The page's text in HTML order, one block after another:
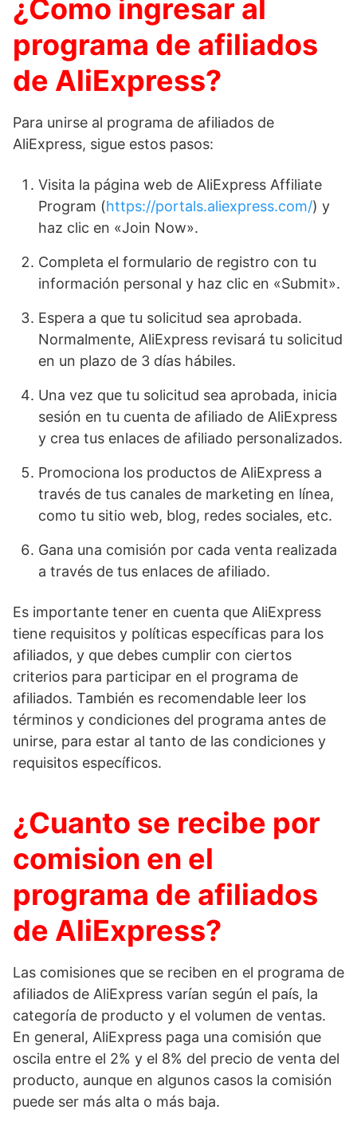
¿Como ingresar al
programa de afiliados
de AliExpress?
Para unirse al programa de afiliados de
AliExpress, sigue estos pasos:
Visita la página web de AliExpress Affiliate
Program (https://portals.aliexpress.com/) y
haz clic en «Join Now».
Completa el formulario de registro con tu
información personal y haz clic en «Submit».
Espera a que tu solicitud sea aprobada.
Normalmente, AliExpress revisará tu solicitud
en un plazo de 3 días hábiles.
Una vez que tu solicitud sea aprobada, inicia
sesión en tu cuenta de afiliado de AliExpress
y crea tus enlaces de afiliado personalizados.
Promociona los productos de AliExpress a
través de tus canales de marketing en línea,
como tu sitio web, blog, redes sociales, etc.
Gana una comisión por cada venta realizada
a través de tus enlaces de afiliado.
Es importante tener en cuenta que AliExpress
tiene requisitos y políticas específicas para los
afiliados, y que debes cumplir con ciertos
criterios para participar en el programa de
afiliados. También es recomendable leer los
términos y condiciones del programa antes de
unirse, para estar al tanto de las condiciones y
requisitos específicos.
¿Cuanto se recibe por
comision en el
programa de afiliados
de AliExpress?
Las comisiones que se reciben en el programa de
afiliados de AliExpress varían según el país, la
categoría de producto y el volumen de ventas.
En general, AliExpress paga una comisión que
oscila entre el 2% y el 8% del precio de venta del
producto, aunque en algunos casos la comisión
puede ser más alta o más baja.